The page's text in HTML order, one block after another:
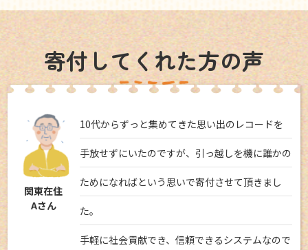
寄付してくれた方の声
関東在住
Aさん
10代からずっと集めてきた思い出のレコードを
手放せずにいたのですが、引っ越しを機に誰かの
ためになればという思いで寄付させて頂きまし
た。
手軽に社会貢献でき、信頼できるシステムなので